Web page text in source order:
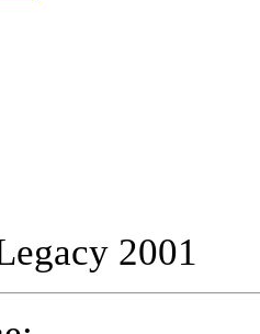
2001